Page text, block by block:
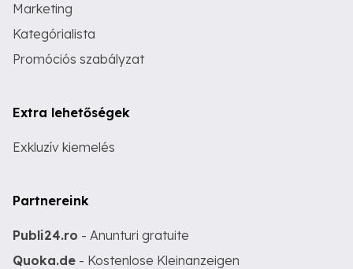
Marketing
Kategórialista
Promóciós szabályzat
Extra lehetőségek
Exkluzív kiemelés
Partnereink
Publi24.ro - Anunturi gratuite
Quoka.de - Kostenlose Kleinanzeigen